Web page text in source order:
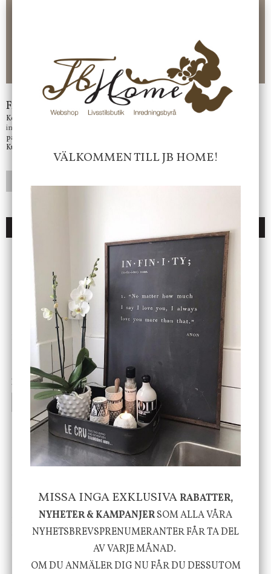
betalningstjänster. Och du kan även välja PAYSON betalningstjänst.
Nöjda kunder och strävar efter att ha snabba leveranser!
-ligt Tack för att just Du tittar in hos Jb Home!
Frågor?
Kontakta oss på
info@jbhome.se
på mail så fort vi kan.
Kundtjänst telefontid öppet vardagar mellan 10.00 - 15.00
LÄGG I ÖNSKELISTA
ENDAST 1 ST KVAR I LAGER
Cloudy kruka mini, vit
199 kr
INFO KÖP
Bordslampa Mushroom
vit, Utomhus
499 kr
INFO KÖP
House Doctor
Skål, Hands marmor
635 kr795 kr
-20%
Nicolas Vahé
Serveringsfat, Ostron,
Stengods
415 kr
VÄLKOMMEN TILL JB HOME!
MISSA INGA EXKLUSIVARABATTER,
NYHETER & KAMPANJERSOM ALLA VÅRA
NYHETSBREVSPRENUMERANTER FÅR TA DEL
AV VARJE MÅNAD.
OM DU ANMÄLER DIG NU FÅR DU DESSUTOM